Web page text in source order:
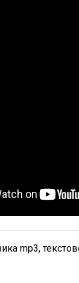
mp3,